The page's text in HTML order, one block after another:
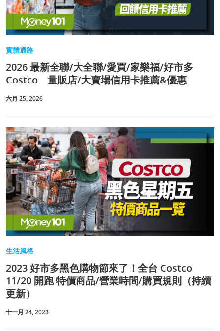
實體通路
2026 最新全聯/大全聯/愛買/家樂福/好市多
Costco 量販店/大賣場信用卡推薦&優惠
六月 25, 2026
生活風格
2023 好市多黑色購物節來了！全台 Costco
11/20 開跑 特價商品/營業時間/購買規則（持續
更新）
十一月 24, 2023